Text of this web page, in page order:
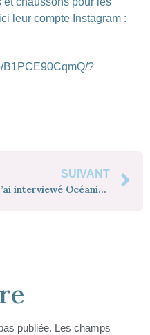
leur compte Instagram :
B1PCE90CqmQ/?
SUIVANT
J’ai interviewé Océanie de Psychomot À Dom
publiée. Les champs